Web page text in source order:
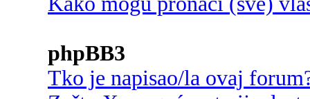
phpBB3
Tko je napisao/la ovaj